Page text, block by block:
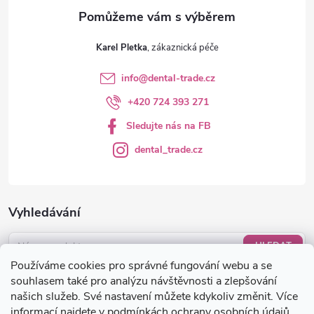
Používáme cookies pro správné fungování webu a se
souhlasem také pro analýzu návštěvnosti a zlepšování
našich služeb. Své nastavení můžete kdykoliv změnit. Více
Vyhledávání
HLEDAT
Nákupní košík
Karel Pletka
info@dental-trade.cz
+420 724 393 271
Sledujte nás na FB
dental_trade.cz